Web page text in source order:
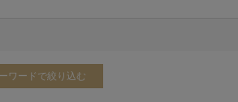
ワードで絞り込む